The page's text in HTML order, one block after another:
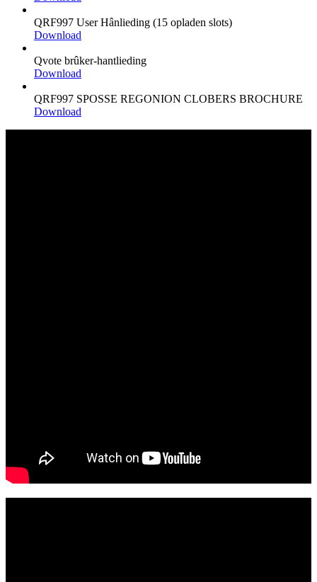
QRF997 User Hânlieding (15 opladen slots)
Download
Qvote brûker-hantlieding
Download
QRF997 SPOSSE REGONION CLOBERS BROCHURE
Download